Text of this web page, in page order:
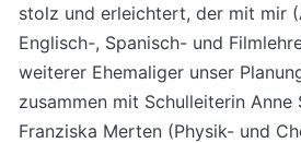
stolz und erleichtert, der mit mir
Englisch-, Spanisch- und
weiterer Ehemaliger unser
zusammen mit Schulleiterin Anne
Franziska Merten (Physik- und